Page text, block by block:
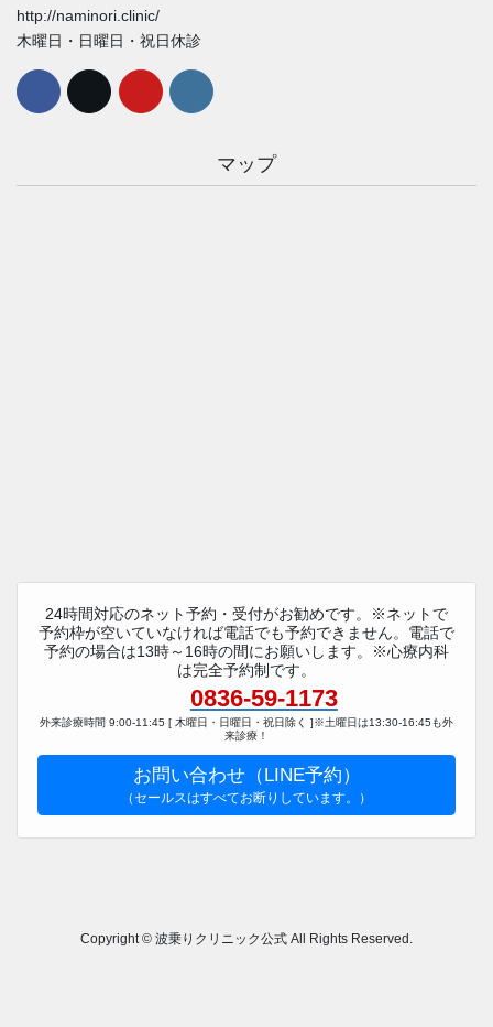
http://naminori.clinic/
木曜日・日曜日・祝日休診
マップ
24時間対応のネット予約・受付がお勧めです。※ネットで
予約枠が空いていなければ電話でも予約できません。電話で
予約の場合は13時～16時の間にお願いします。※心療内科
は完全予約制です。
0836-59-1173
外来診療時間 9:00-11:45 [ 木曜日・日曜日・祝日除く ]※土曜日は13:30-16:45も外
来診療！
お問い合わせ（LINE予約）
（セールスはすべてお断りしています。）
Copyright © 波乗りクリニック公式 All Rights Reserved.